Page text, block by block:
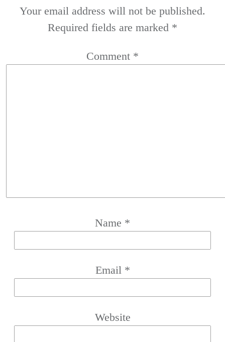
Your email address will not be published.
Required fields are marked *
Comment *
Name *
Email *
Website